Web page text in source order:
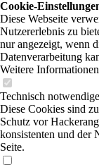
Cookie-
Diese Webseite
Nutzererlebnis zu
nur angezeigt, wenn
Datenverarbeitung
Weitere
Technisch notwendige
Diese Cookies sind
Schutz vor
konsistenten und der
Seite.